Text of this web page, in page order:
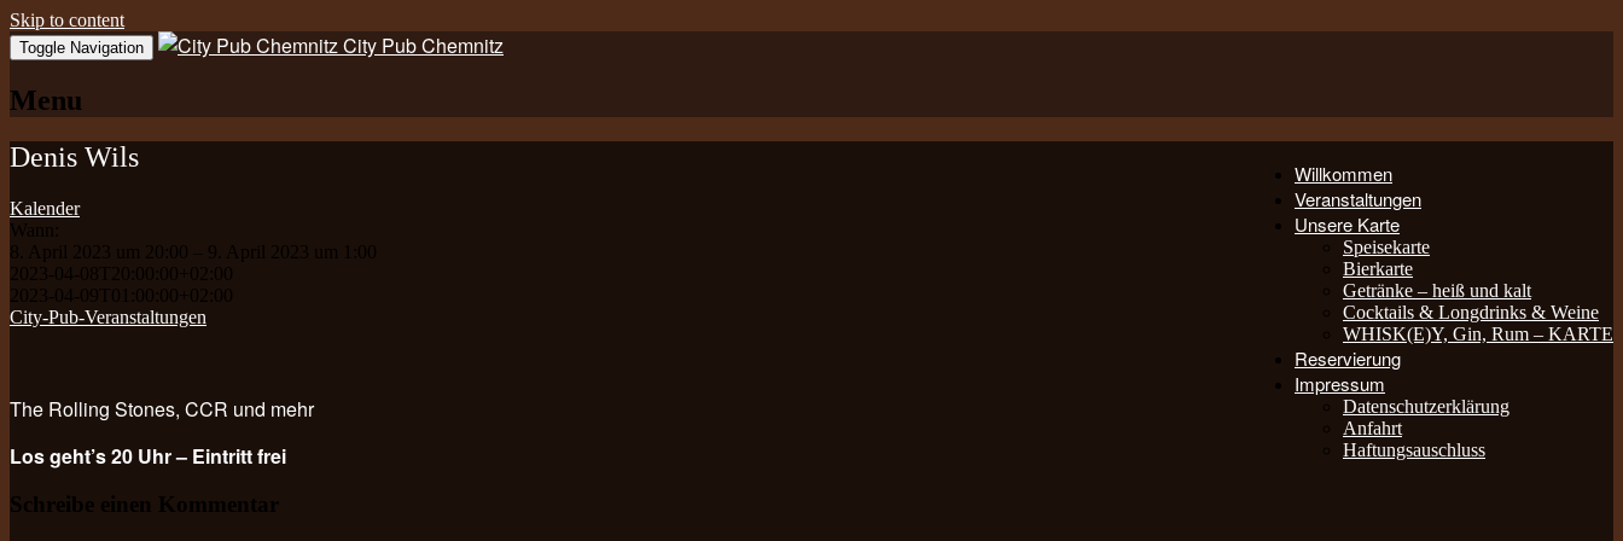
Skip to content
Toggle Navigation City Pub Chemnitz
Menu
Willkommen
Veranstaltungen
Unsere Karte
Speisekarte
Bierkarte
Getränke – heiß und kalt
Cocktails & Longdrinks & Weine
WHISK(E)Y, Gin, Rum – KARTE
Reservierung
Impressum
Datenschutzerklärung
Anfahrt
Haftungsauschluss
Denis Wils
Kalender
Wann:
8. April 2023 um 20:00 – 9. April 2023 um 1:00
2023-04-08T20:00:00+02:00
2023-04-09T01:00:00+02:00
City-Pub-Veranstaltungen
The Rolling Stones, CCR und mehr
Los geht’s 20 Uhr – Eintritt frei
Schreibe einen Kommentar